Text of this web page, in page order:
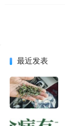
最近发表